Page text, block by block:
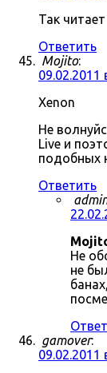
Так
Ответить
Mojito:
09.02.2011
Xenon
Не
Live и
подобных
Ответить
Не
не
gamover:
09.02.2011